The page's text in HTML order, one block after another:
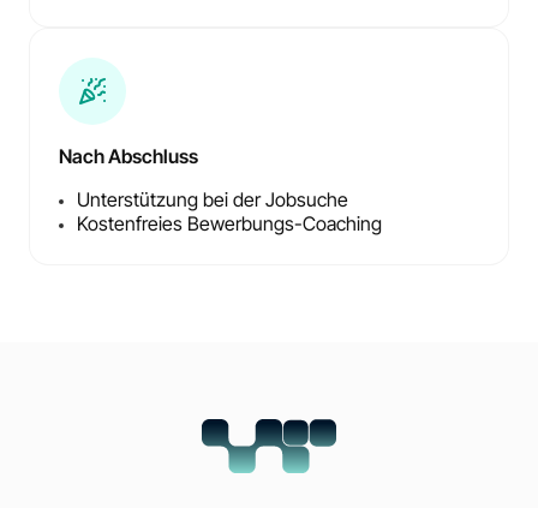
Nach Abschluss
Unterstützung bei der Jobsuche
Kostenfreies Bewerbungs-Coaching